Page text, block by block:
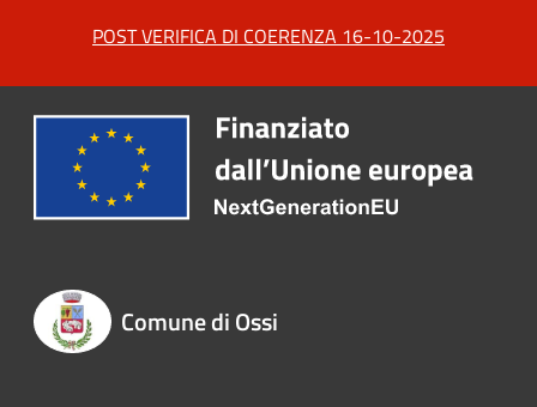
POST VERIFICA DI COERENZA 16-10-2025
Comune di Ossi